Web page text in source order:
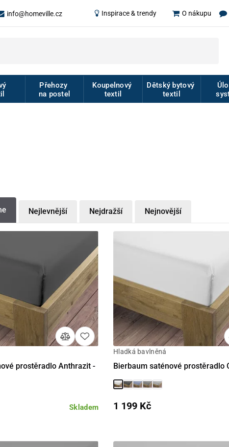
info@homeville.cz Inspirace & trendy O nákupu
Přehozy
na postel
Koupelnový
textil
Dětský bytový
textil
Nejlevnější Nejdražší Nejnovější
prostěradlo Anthrazit -
Skladem
Hladká bavlněná
Bierbaum saténové prostěradlo
1 199 Kč